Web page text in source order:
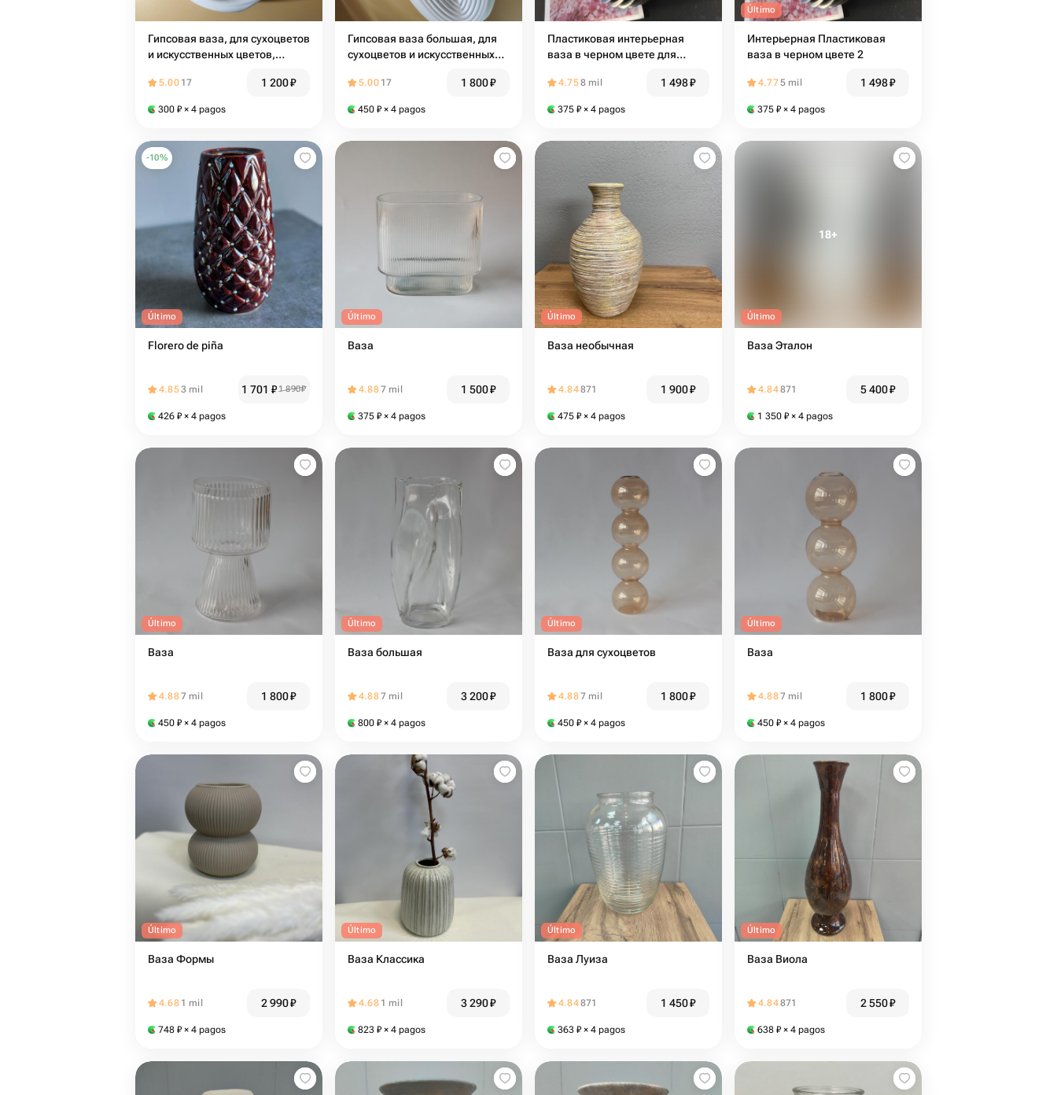
Гипсовая ваза, для сухоцветов
и искусственных цветов,
ребристая
5.00 17 1 200₽
300 ₽ × 4 pagos
Гипсовая ваза большая, для
сухоцветов и искусственных
белая, ребристая
5.00 17 1 800₽
450 ₽ × 4 pagos
Пластиковая интерьерная
ваза в черном цвете для
4.758 mil 1 498₽
375 ₽ × 4 pagos
Último
Интерьерная Пластиковая
ваза в черном цвете 2
4.775 mil 1 498₽
375 ₽ × 4 pagos
-10%
Último
Florero de piña
4.853 mil 1 701 ₽1 890₽
426 ₽ × 4 pagos
Último
Ваза
4.887 mil 1 500₽
375 ₽ × 4 pagos
Último
Ваза необычная
4.84871 1 900₽
475 ₽ × 4 pagos
Último
Ваза Эталон
4.84871 5 400₽
1 350 ₽ × 4 pagos
Último
Ваза
4.887 mil 1 800₽
450 ₽ × 4 pagos
Último
Ваза большая
4.887 mil 3 200₽
800 ₽ × 4 pagos
Último
Ваза для сухоцветов
4.887 mil 1 800₽
450 ₽ × 4 pagos
Último
Ваза
4.887 mil 1 800₽
450 ₽ × 4 pagos
Último
Ваза Формы
4.68 1 mil 2 990₽
748 ₽ × 4 pagos
Último
Ваза Классика
4.68 1 mil 3 290₽
823 ₽ × 4 pagos
Último
Ваза Луиза
4.84871 1 450₽
363 ₽ × 4 pagos
Último
Ваза Виола
4.84871 2 550₽
638 ₽ × 4 pagos